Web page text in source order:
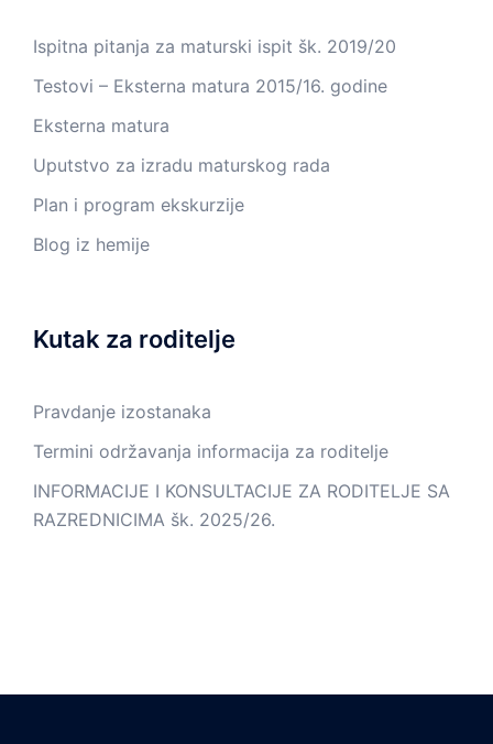
Ispitna pitanja za maturski ispit šk. 2019/20
Testovi – Eksterna matura 2015/16. godine
Eksterna matura
Uputstvo za izradu maturskog rada
Plan i program ekskurzije
Blog iz hemije
Kutak za roditelje
Pravdanje izostanaka
Termini održavanja informacija za roditelje
INFORMACIJE I KONSULTACIJE ZA RODITELJE SA
RAZREDNICIMA šk. 2025/26.